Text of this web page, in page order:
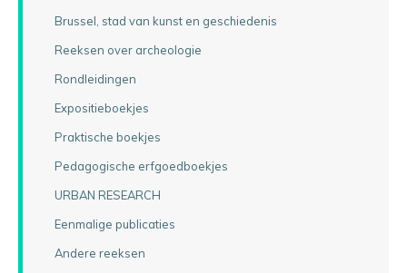
Brussel, stad van kunst en geschiedenis
Reeksen over archeologie
Rondleidingen
Expositieboekjes
Praktische boekjes
Pedagogische erfgoedboekjes
URBAN RESEARCH
Eenmalige publicaties
Andere reeksen